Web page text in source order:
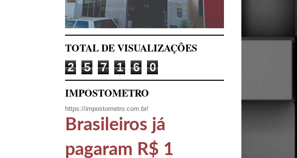
TOTAL DE VISUALIZAÇÔES
2 5 7 1 6 0
IMPOSTOMETRO
https://impostometro.com.br/
Brasileiros já
pagaram R$ 1